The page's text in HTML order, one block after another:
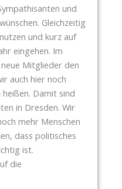
und
Gleichzeitig
und kurz auf
eingehen. Im
Mitglieder den
auch hier noch
Damit sind
in Dresden. Wir
mehr Menschen
dass politisches
ist.
die